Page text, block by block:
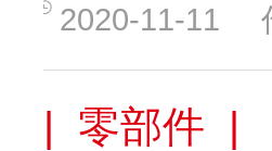
2020-11-11
| 零部件 |